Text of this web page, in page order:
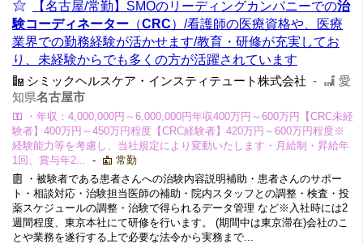
【名古屋/常勤】SMOのリーディングカンパニーでの治
験コーディネーター （CRC）/看護師の医療資格や、医療
業界での勤務経験が活かせます/教育・研修が充実してお
り、未経験からでも多くの方が活躍されています
シミックヘルスケア・インスティテュート株式会社 -
愛
知県名古屋市
・年収：4,000,000円～6,000,000円年収400万円～600万円【CRC未経
験者】400万円～450万円程度【CRC経験者】420万円～600万円程度※
経験能力等を考慮し、当社規定により変動いたします・月給制・昇給年
1回、賞与年2...
-
常勤
・被験者である患者さんへの治験内容説明補助・患者さんのサポー
ト・相談対応・治験担当医師の補助・院内スタッフとの調整・検査・投
薬スケジュールの調整・治験で得られるデータ管理 など※入社時には2
週間程度、東京本社にて研修を行います。 (期間中は東京滞在)会社のこ
とや業務を遂行する上で必要な法令から実務まで...